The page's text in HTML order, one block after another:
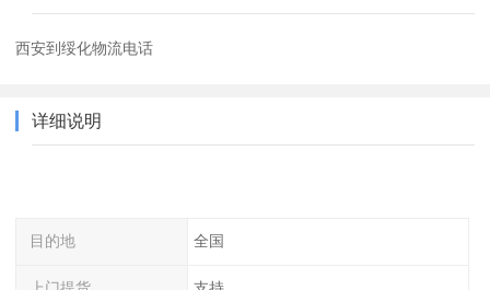
西安到绥化物流电话
详细说明
目的地 全国